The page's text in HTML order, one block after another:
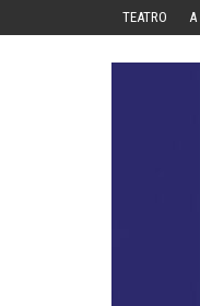
TEATRO A